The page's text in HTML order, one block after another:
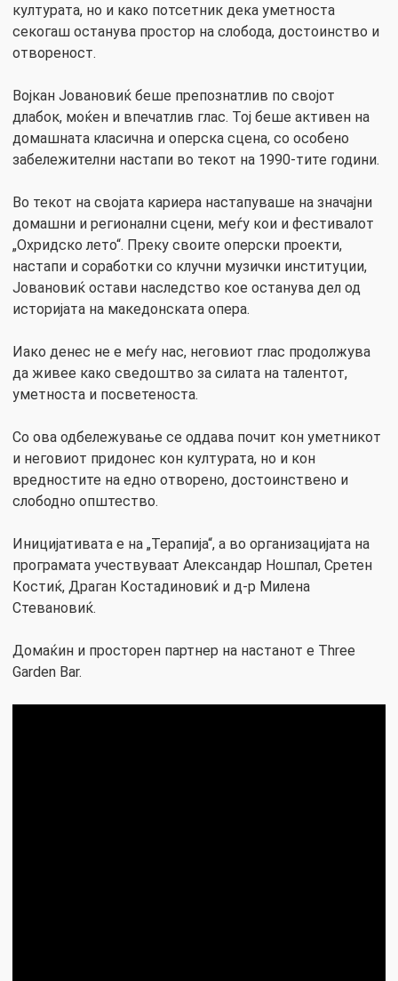
културата, но и како потсетник дека уметноста
секогаш останува простор на слобода, достоинство и
отвореност.
Војкан Јовановиќ беше препознатлив по својот
длабок, моќен и впечатлив глас. Тој беше активен на
домашната класична и оперска сцена, со особено
забележителни настапи во текот на 1990-тите години.
Во текот на својата кариера настапуваше на значајни
домашни и регионални сцени, меѓу кои и фестивалот
„Охридско лето“. Преку своите оперски проекти,
настапи и соработки со клучни музички институции,
Јовановиќ остави наследство кое останува дел од
историјата на македонската опера.
Иако денес не е меѓу нас, неговиот глас продолжува
да живее како сведоштво за силата на талентот,
уметноста и посветеноста.
Со ова одбележување се оддава почит кон уметникот
и неговиот придонес кон културата, но и кон
вредностите на едно отворено, достоинствено и
слободно општество.
Иницијативата е на „Терапија“, а во организацијата на
програмата учествуваат Александар Ношпал, Сретен
Костиќ, Драган Костадиновиќ и д-р Милена
Стевановиќ.
Домаќин и просторен партнер на настанот е Three
Garden Bar.